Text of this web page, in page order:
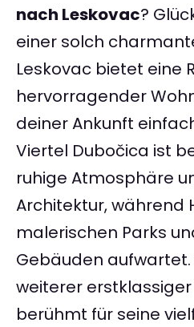
nach Leskovac?
einer solch
Leskovac bietet eine
hervorragender
deiner Ankunft
Viertel Dubočica ist
ruhige Atmosphäre
Architektur, während
malerischen Parks
Gebäuden
weiterer
berühmt für seine